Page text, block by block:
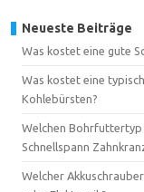
Neueste Beiträge
Was kostet eine gute
Was kostet eine
Kohlebürsten?
Welchen
Schnellspann
Welcher